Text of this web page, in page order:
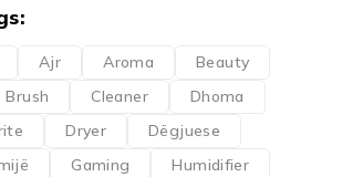
Ajr Aroma
Beauty
Brush Cleaner
Dhoma
Dryer
Dëgjuese
Gaming
Humidifier